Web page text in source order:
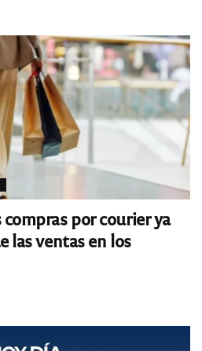
por courier ya
las ventas en los